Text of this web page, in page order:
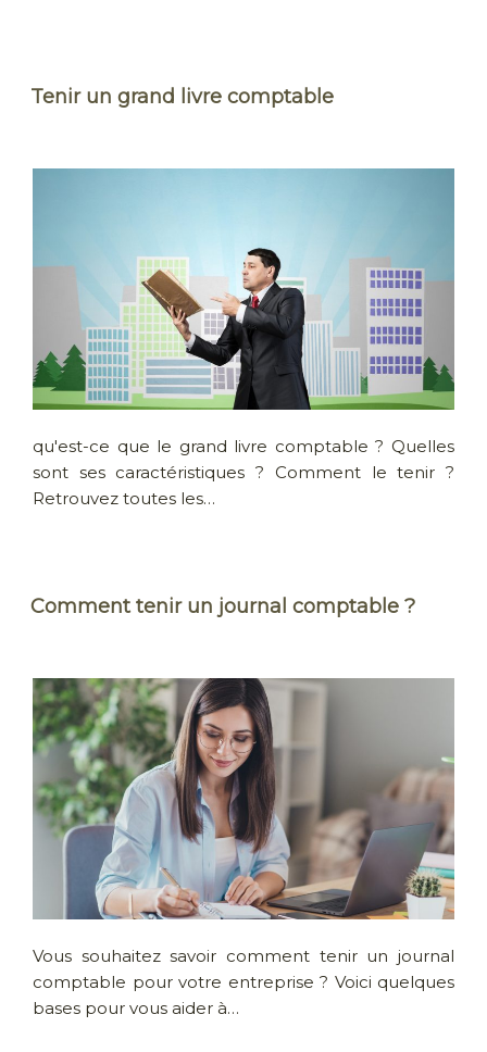
Tenir un grand livre comptable
qu'est-ce que le grand livre comptable ? Quelles
sont ses caractéristiques ? Comment le tenir ?
Retrouvez toutes les…
Comment tenir un journal comptable ?
Vous souhaitez savoir comment tenir un journal
comptable pour votre entreprise ? Voici quelques
bases pour vous aider à…